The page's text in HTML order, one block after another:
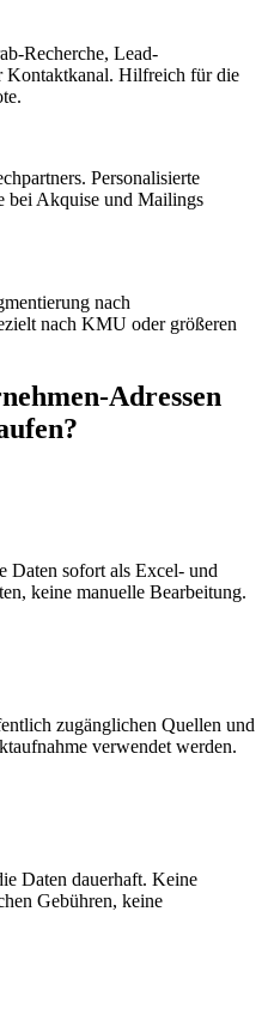
Recherche, Lead-
Kontaktkanal. Hilfreich für die
Personalisierte
bei Akquise und Mailings
nach
nach KMU oder größeren
-Adressen
Daten sofort als Excel- und
keine manuelle Bearbeitung.
zugänglichen Quellen und
verwendet werden.
Daten dauerhaft. Keine
Gebühren, keine